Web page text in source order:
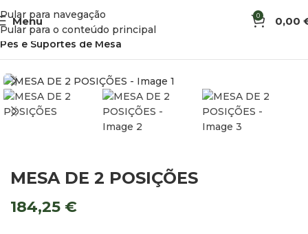
Pular para navegação
Pular para o conteúdo principal
Menu 0 0,00
Início Ferragens e Montagem de Móveis
Pés e Suportes de Mesa
MESA DE 2 POSIÇÕES
184,25 €